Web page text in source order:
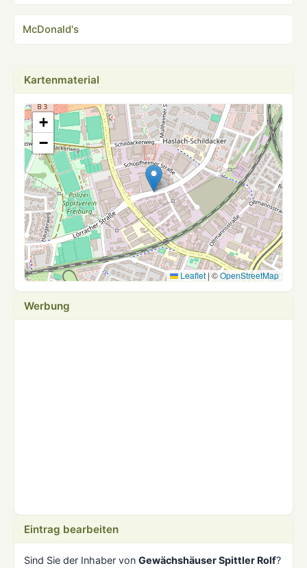
McDonald's
Kartenmaterial
+
−
Leaflet | ©OpenStreetMap
Werbung
Eintrag bearbeiten
Sind Sie der Inhaber von Gewächshäuser Spittler Rolf?